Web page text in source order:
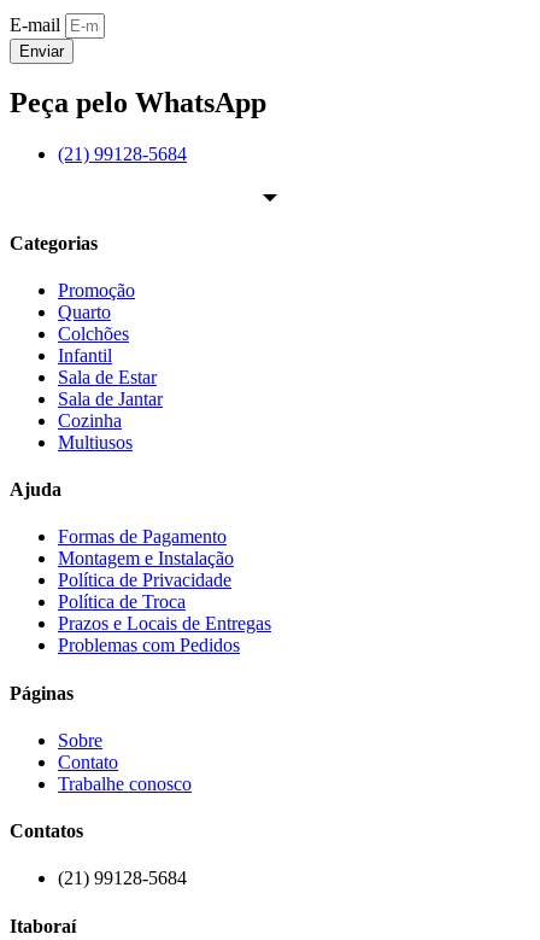
E-mail
Enviar
Peça pelo WhatsApp
(21) 99128-5684
Categorias
Promoção
Quarto
Colchões
Infantil
Sala de Estar
Sala de Jantar
Cozinha
Multiusos
Ajuda
Formas de Pagamento
Montagem e Instalação
Política de Privacidade
Política de Troca
Prazos e Locais de Entregas
Problemas com Pedidos
Páginas
Sobre
Contato
Trabalhe conosco
Contatos
(21) 99128-5684
Itaboraí